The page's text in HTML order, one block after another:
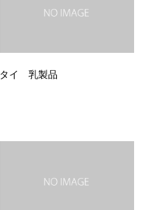
タイ 乳製品